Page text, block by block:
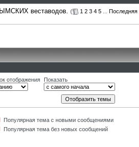
веставодов. ( 1 2 3 4 5
Последняя
отображения Показать
Популярная тема с новыми сообщениями
Популярная тема без новых сообщений